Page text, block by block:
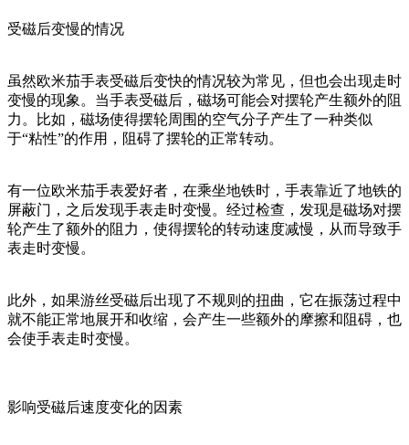
受磁后变慢的情况
虽然欧米茄手表受磁后变快的情况较为常见，但也会出现走时
变慢的现象。当手表受磁后，磁场可能会对摆轮产生额外的阻
力。比如，磁场使得摆轮周围的空气分子产生了一种类似
于“粘性”的作用，阻碍了摆轮的正常转动。
有一位欧米茄手表爱好者，在乘坐地铁时，手表靠近了地铁的
屏蔽门，之后发现手表走时变慢。经过检查，发现是磁场对摆
轮产生了额外的阻力，使得摆轮的转动速度减慢，从而导致手
表走时变慢。
此外，如果游丝受磁后出现了不规则的扭曲，它在振荡过程中
就不能正常地展开和收缩，会产生一些额外的摩擦和阻碍，也
会使手表走时变慢。
影响受磁后速度变化的因素